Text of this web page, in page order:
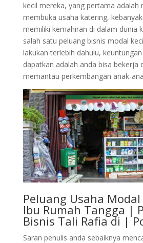
kecil mereka, yang pertama adalah
membuka usaha katering,
memiliki kemahiran di dalam dunia
salah satu peluang bisnis modal
lakukan terlebih dahulu,
dapatkan adalah anda bisa bekerja
memantau perkembangan anak-
Peluang Usaha
Ibu Rumah Tangga |
Bisnis Tali Rafia di |
Saran penulis anda sebaiknya